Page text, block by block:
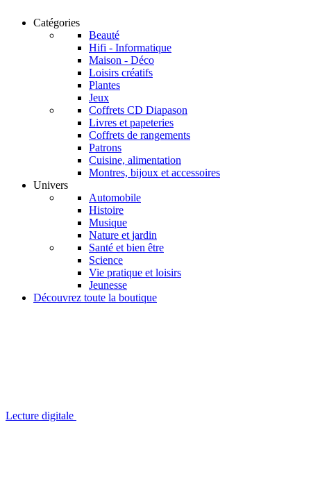
Catégories
Beauté
Hifi - Informatique
Maison - Déco
Loisirs créatifs
Plantes
Jeux
Coffrets CD Diapason
Livres et papeteries
Coffrets de rangements
Patrons
Cuisine, alimentation
Montres, bijoux et accessoires
Univers
Automobile
Histoire
Musique
Nature et jardin
Santé et bien être
Science
Vie pratique et loisirs
Jeunesse
Découvrez toute la boutique
Lecture digitale